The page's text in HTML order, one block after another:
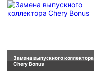
Замена выпускного коллектора
Chery Bonus